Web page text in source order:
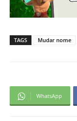
TAGS Mudar nome
WhatsApp